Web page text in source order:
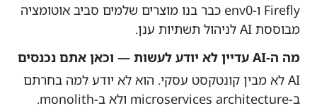
Firefly ו-env0 כבר בנו מוצרים שלמים סביב אוטומציה
מבוססת AI לניהול תשתיות ענן.
מה ה-AI עדיין לא יודע לעשות — וכאן אתם נכנסים
AI לא מבין קונטקסט עסקי. הוא לא יודע למה בחרתם
ב-microservices architecture ולא ב-monolith.